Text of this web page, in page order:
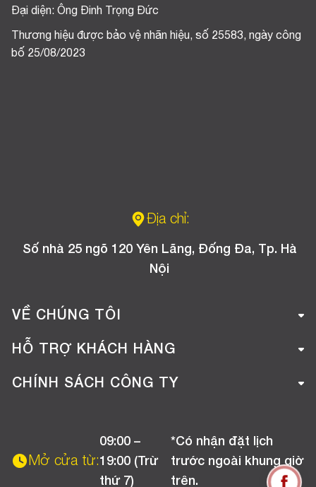
Đại diện: Ông Đinh Trọng Đức
Thương hiệu được bảo vệ nhãn hiệu, số 25583, ngày công
bố 25/08/2023
Địa chỉ:
Số nhà 25 ngõ 120 Yên Lãng, Đống Đa, Tp. Hà
Nội
VỀ CHÚNG TÔI
Giới thiệu công ty
Tuyển dụng
HỖ TRỢ KHÁCH HÀNG
Hướng dẫn mua hàng online
Chương trình khuyến mãi
CHÍNH SÁCH CÔNG TY
Chính sách bảo hành
Mở cửa từ:
09:00 –
19:00 (Trừ
thứ 7)
*Có nhận đặt lịch
trước ngoài khung giờ
trên.